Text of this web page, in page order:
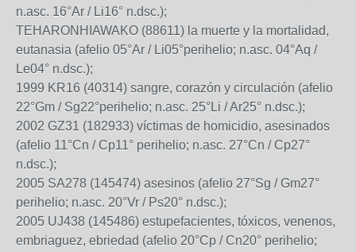
n.asc. 16°Ar / Li16° n.dsc.);
TEHARONHIAWAKO (88611) la muerte y la mortalidad,
eutanasia (afelio 05°Ar / Li05°perihelio; n.asc. 04°Aq /
Le04° n.dsc.);
1999 KR16 (40314) sangre, corazón y circulación (afelio
22°Gm / Sg22°perihelio; n.asc. 25°Li / Ar25° n.dsc.);
2002 GZ31 (182933) víctimas de homicidio, asesinados
(afelio 11°Cn / Cp11° perihelio; n.asc. 27°Cn / Cp27°
n.dsc.);
2005 SA278 (145474) asesinos (afelio 27°Sg / Gm27°
perihelio; n.asc. 20°Vr / Ps20° n.dsc.);
2005 UJ438 (145486) estupefacientes, tóxicos, venenos,
embriaguez, ebriedad (afelio 20°Cp / Cn20° perihelio;